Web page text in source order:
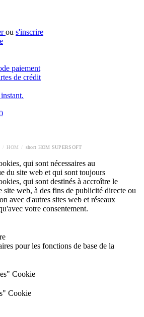
ou s'inscrire
paiement
de crédit
HOM short HOM SUPERSOFT
qui sont nécessaires au
du site web et qui sont toujours
qui sont destinés à accroître le
web, à des fins de publicité directe ou
avec d'autres sites web et réseaux
votre consentement.
pour les fonctions de base de la
Cookie
Cookie